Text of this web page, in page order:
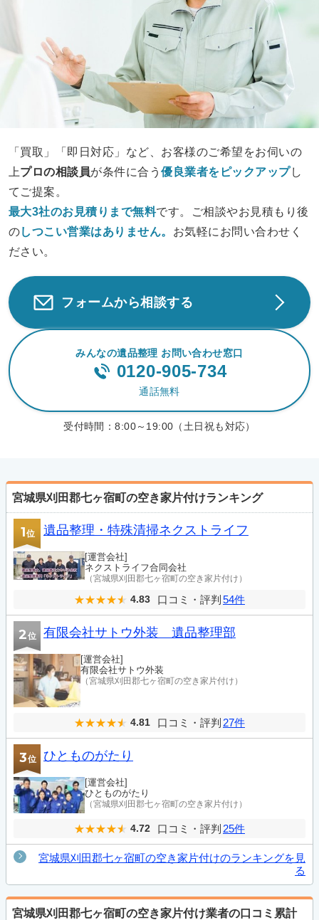
「買取」「即日対応」など、お客様のご希望をお伺いの
上プロの相談員が条件に合う優良業者をピックアップし
てご提案。
最大3社のお見積りまで無料です。ご相談やお見積もり後
のしつこい営業はありません。 お気軽にお問い合わせく
ださい。
フォームから相談する
みんなの遺品整理 お問い合わせ窓口
0120-905-734
通話無料
受付時間：8:00～19:00（土日祝も対応）
宮城県刈田郡七ヶ宿町の空き家片付けランキング
1位 遺品整理・特殊清掃ネクストライフ
[運営会社]
ネクストライフ合同会社
（宮城県刈田郡七ヶ宿町の空き家片付け）
4.83 口コミ・評判 54件
2位 有限会社サトウ外装 遺品整理部
[運営会社]
有限会社サトウ外装
（宮城県刈田郡七ヶ宿町の空き家片付け）
4.81 口コミ・評判 27件
3位 ひとものがたり
[運営会社]
ひとものがたり
（宮城県刈田郡七ヶ宿町の空き家片付け）
4.72 口コミ・評判 25件
宮城県刈田郡七ヶ宿町の空き家片付けのランキングを見
る
宮城県刈田郡七ヶ宿町の空き家片付け業者の口コミ累計